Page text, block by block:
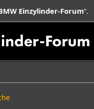
Einzylinder-Forum“.